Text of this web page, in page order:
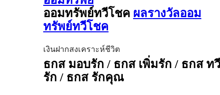
ออมทรัพย์ทวีโชค ผลรางวัลออม
ทรัพย์ทวีโชค
เงินฝากสงเคราะห์ชีวิต
ธกส มอบรัก / ธกส เพิ่มรัก / ธกส ทวี
รัก / ธกส รักคุณ